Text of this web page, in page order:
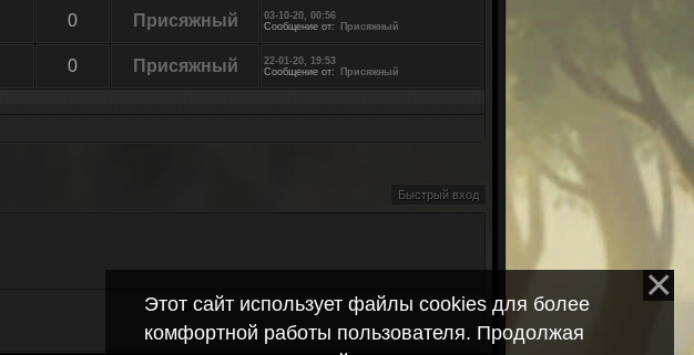
0 Присяжный
03-10-20, 00:56
Сообщение от:
Присяжный
0 Присяжный
22-01-20, 19:53
Сообщение от:
Присяжный
Этот сайт использует файлы cookies для более
комфортной работы пользователя. Продолжая